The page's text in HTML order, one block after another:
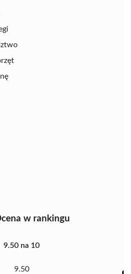
w rankingu
9.50 na 10
9.50